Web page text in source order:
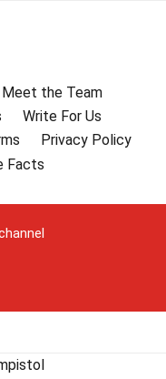
Meet the Team
Write For Us
Privacy Policy
Facts